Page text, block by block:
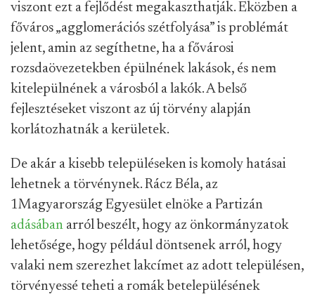
viszont ezt a fejlődést megakaszthatják. Eközben a
főváros „agglomerációs szétfolyása” is problémát
jelent, amin az segíthetne, ha a fővárosi
rozsdaövezetekben épülnének lakások, és nem
kitelepülnének a városból a lakók. A belső
fejlesztéseket viszont az új törvény alapján
korlátozhatnák a kerületek.
De akár a kisebb településeken is komoly hatásai
lehetnek a törvénynek. Rácz Béla, az
1Magyarország Egyesület elnöke a Partizán
adásában arról beszélt, hogy az önkormányzatok
lehetősége, hogy például döntsenek arról, hogy
valaki nem szerezhet lakcímet az adott településen,
törvényessé teheti a romák betelepülésének